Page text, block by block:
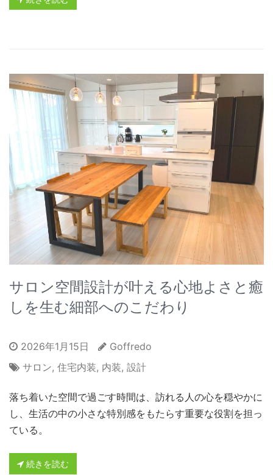
サロン空間設計が叶える心地よさと癒
しを生む細部へのこだわり
2026年1月15日
Goffredo
サロン, 住宅内装, 内装, 設計
落ち着いた空間で過ごす時間は、訪れる人の心を穏やかに
し、生活の中の小さな特別感をもたらす重要な役割を担っ
ている。
続きを読む